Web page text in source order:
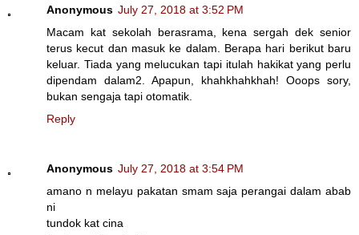
Anonymous July 27, 2018 at 3:52 PM
Macam kat sekolah berasrama, kena sergah dek senior
terus kecut dan masuk ke dalam. Berapa hari berikut baru
keluar. Tiada yang melucukan tapi itulah hakikat yang perlu
dipendam dalam2. Apapun, khahkhahkhah! Ooops sory,
bukan sengaja tapi otomatik.
Reply
Anonymous July 27, 2018 at 3:54 PM
amano n melayu pakatan smam saja perangai dalam abab
ni
tundok kat cina